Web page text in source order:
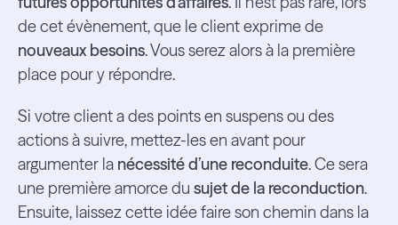
de cet évènement, que le client exprime de
nouveaux besoins. Vous serez alors à la première
place pour y répondre.
Si votre client a des points en suspens ou des
actions à suivre, mettez-les en avant pour
argumenter la nécessité d’une reconduite. Ce sera
une première amorce du sujet de la reconduction.
Ensuite, laissez cette idée faire son chemin dans la